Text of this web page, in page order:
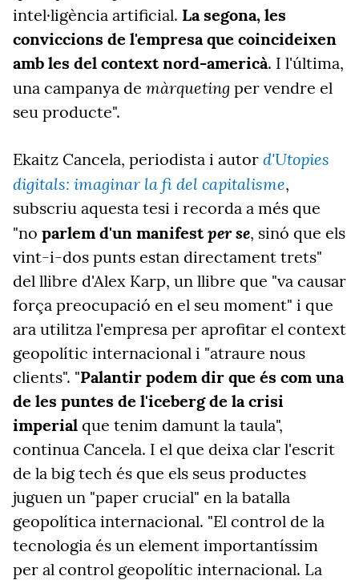
intel·ligència artificial. La segona, les
conviccions de l'empresa que coincideixen
amb les del context nord-americà. I l'última,
una campanya de màrqueting per vendre el
seu producte".
Ekaitz Cancela, periodista i autor d'Utopies
digitals: imaginar la fi del capitalisme,
subscriu aquesta tesi i recorda a més que
"no parlem d'un manifestper se, sinó que els
vint-i-dos punts estan directament trets"
del llibre d'Alex Karp, un llibre que "va causar
força preocupació en el seu moment" i que
ara utilitza l'empresa per aprofitar el context
geopolític internacional i "atraure nous
clients". "Palantir podem dir que és com una
de les puntes de l'iceberg de la crisi
imperial que tenim damunt la taula",
continua Cancela. I el que deixa clar l'escrit
de la big tech és que els seus productes
juguen un "paper crucial" en la batalla
geopolítica internacional. "El control de la
tecnologia és un element importantíssim
per al control geopolític internacional. La